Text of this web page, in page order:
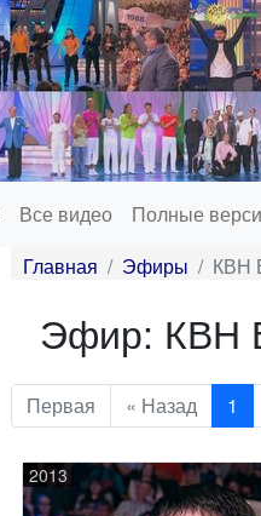
Все видео Полные
Главная Эфиры КВН
Эфир: КВН
Первая « Назад 1
2013